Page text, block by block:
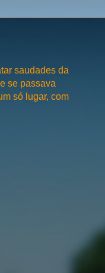
saudades da
se passava
só lugar, com